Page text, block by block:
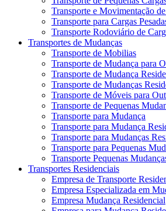
Transporte e Movimentação
Transporte para Cargas
Transporte Rodoviário de
Transportes de Mudanças
Transporte de Mobilias
Transporte de Mudança para
Transporte de Mudança
Transporte de Mudanças
Transporte de Móveis para
Transporte de Pequenas
Transporte para Mudança
Transporte para Mudança
Transporte para Mudanças
Transporte para Pequenas
Transporte Pequenas
Transportes Residenciais
Empresa de Transporte
Empresa Especializada em
Empresa Mudança Residencial